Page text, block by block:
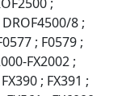
8 ;
; F0579 ;
FX2002 ;
; FX391 ;